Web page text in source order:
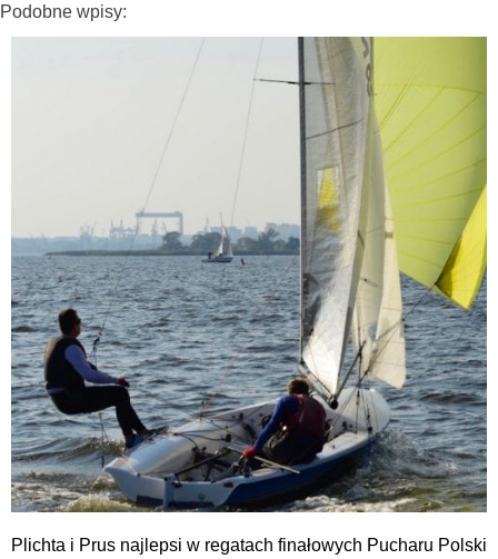
Podobne wpisy:
Plichta i Prus najlepsi w regatach finałowych Pucharu Polski